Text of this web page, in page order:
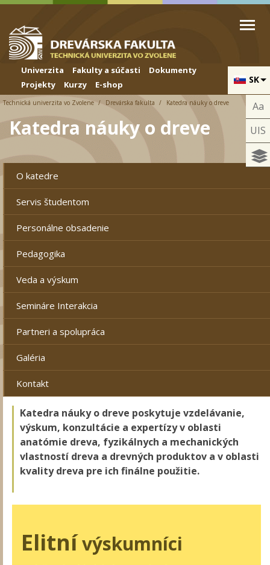
Skip to cookies
Skip to navigation
Skočiť na hlavný obsah
SK
Univerzita Fakulty a súčasti
Dokumenty
Projekty
Kurzy E-shop
Aa
UIS
Technická univerzita vo Zvolene Drevárska fakulta Katedra náuky o dreve
Katedra náuky o dreve
O katedre
Servis študentom
Personálne obsadenie
Pedagogika
Veda a výskum
Semináre Interakcia
Partneri a spolupráca
Galéria
Kontakt
Katedra náuky o dreve poskytuje vzdelávanie,
výskum, konzultácie a expertízy v oblasti
anatómie dreva, fyzikálnych a mechanických
vlastností dreva a drevných produktov a v oblasti
kvality dreva pre ich finálne použitie.
Elitnívýskumníci